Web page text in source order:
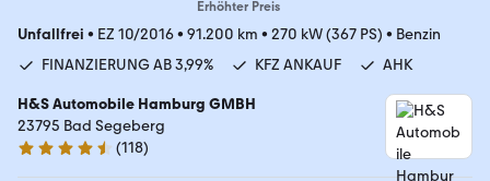
Erhöhter Preis
Unfallfrei • EZ 10/2016• 91.200 km • 270 kW (367 PS) • Benzin
FINANZIERUNG AB 3,99%
KFZ ANKAUF AHK
H&S Automobile Hamburg GMBH
23795 Bad Segeberg
4.6 Sterne
(118)